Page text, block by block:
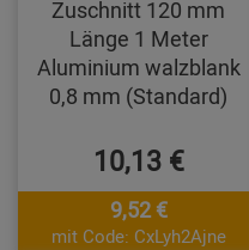
Zuschnitt 120 mm
Länge 1 Meter
Aluminium walzblank
0,8 mm (Standard)
10,13 €
9,52 €
mit Code: CxLyh2Ajne